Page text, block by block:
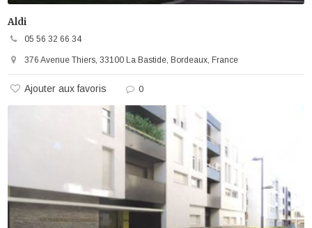
Aldi
05 56 32 66 34
376 Avenue Thiers, 33100 La Bastide, Bordeaux, France
Ajouter aux favoris 0